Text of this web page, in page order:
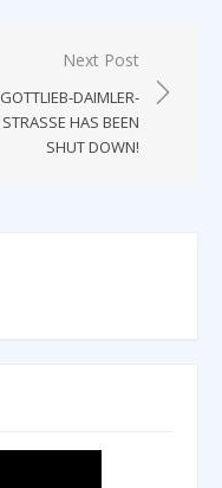
Next Post
GOTTLIEB-DAIMLER-
STRASSE HAS BEEN S
HUT DOWN!